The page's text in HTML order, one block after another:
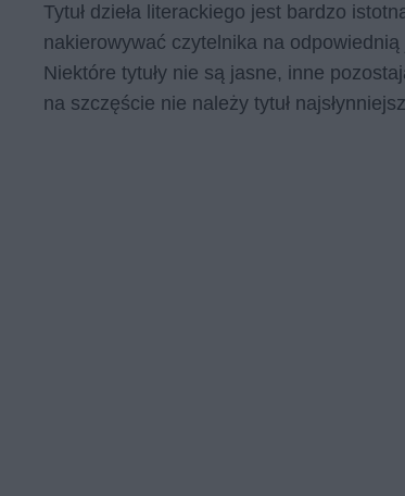
Tytuł dzieła literackiego jest bardzo
nakierowywać czytelnika na
Niektóre tytuły nie są jasne, inne
na szczęście nie należy tytuł